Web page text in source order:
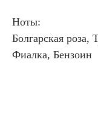
Ноты:
Болгарская роза,
Фиалка, Бензоин